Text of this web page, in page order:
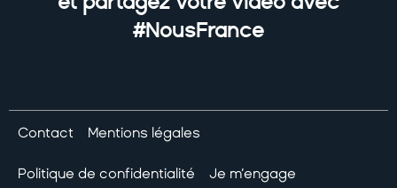
#NousFrance
Contact Mentions légales
Politique de confidentialité Je m’engage